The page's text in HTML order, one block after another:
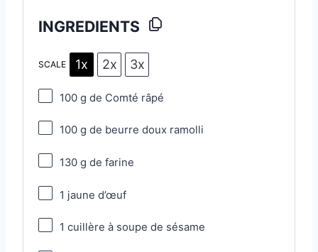
INGREDIENTS
SCALE 1x 2x 3x
100 g de Comté râpé
100 g de beurre doux ramolli
130 g de farine
1 jaune d’œuf
1 cuillère à soupe de sésame